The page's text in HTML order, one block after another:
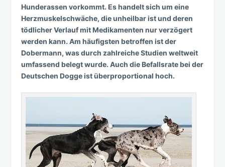
Hunderassen vorkommt. Es handelt sich um eine
Herzmuskelschwäche, die unheilbar ist und deren
tödlicher Verlauf mit Medikamenten nur verzögert
werden kann. Am häufigsten betroffen ist der
Dobermann, was durch zahlreiche Studien weltweit
umfassend belegt wurde. Auch die Befallsrate bei der
Deutschen Dogge ist überproportional hoch.